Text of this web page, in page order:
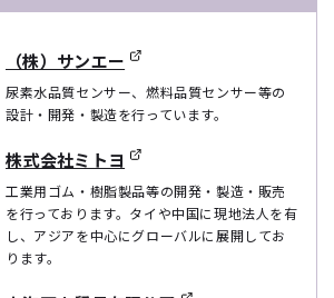
（株）サンエー
尿素水品質センサー、燃料品質センサー等の
設計・開発・製造を行っています。
株式会社ミトヨ
工業用ゴム・樹脂製品等の開発・製造・販売
を行っております。タイや中国に現地法人を有
し、アジアを中心にグローバルに展開してお
ります。